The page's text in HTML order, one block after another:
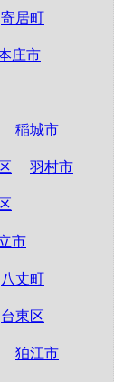
寄居町
庄市
稲城市
羽村市
市
八丈町
台東区
狛江市